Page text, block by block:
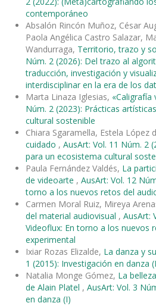
contemporáneo
Absalón Rincón Muñoz, César
Paola Angélica Castro Salazar,
Wandurraga, Territorio, trazo y
Núm. 2 (2026): Del trazo al
traducción, investigación y
interdisciplinar en la era de los
Marta Linaza Iglesias, «Caligrafía
Núm. 2 (2023): Prácticas
cultural sostenible
Chiara Sgaramella, Estela López
cuidado , AusArt: Vol. 11 Núm. 2
para un ecosistema cultural
Paula Fernández Valdés, La
de videoarte , AusArt: Vol. 12
torno a los nuevos retos del
Carmen Moral Ruiz, Mireya
del material audiovisual , AusArt:
Videoflux: En torno a los nuevos
experimental
Ixiar Rozas Elizalde, La danza y
1 (2015): Investigación en danza
Natalia Monge Gómez, La
de Alain Platel , AusArt: Vol. 3
en danza (I)